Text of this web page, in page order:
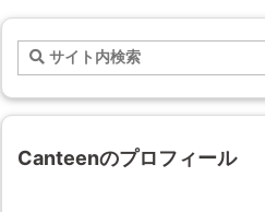
Canteenのプロフィール